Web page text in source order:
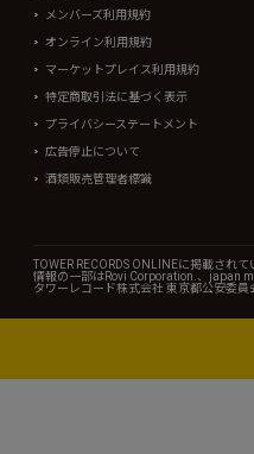
メンバーズ利用規約
オンライン利用規約
マーケットプレイス利用規約
特定商取引法に基づく表示
プライバシーステートメント
広告停止について
酒類販売管理者標識
TOWER RECORDS ONLINEに掲載され
情報の一部はRovi Corporation.、japan
タワーレコード株式会社 東京都公安委